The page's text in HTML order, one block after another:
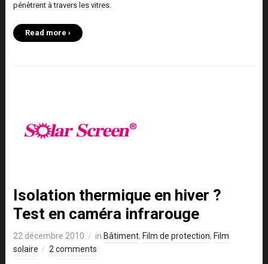
pénètrent à travers les vitres.
Read more ›
Isolation thermique en hiver ?
Test en caméra infrarouge
22 décembre 2010 in Bâtiment, Film de protection, Film
solaire
2 comments